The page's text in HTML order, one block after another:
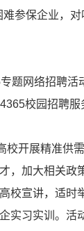
参保企业，
题网络招聘活
校园招聘服
校开展精准供
，加大相关政
校宣讲，适时
实习实训。活